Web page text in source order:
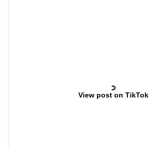
View post on TikTok